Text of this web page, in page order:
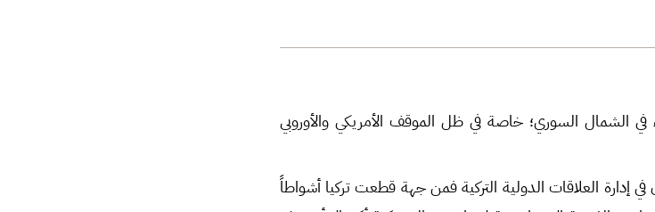
في الشمال السوري؛ خاصة في ظل الموقف الأمريكي والأوروبي
إدارة العلاقات الدولية التركية فمن جهة قطعت تركيا أشواطاً